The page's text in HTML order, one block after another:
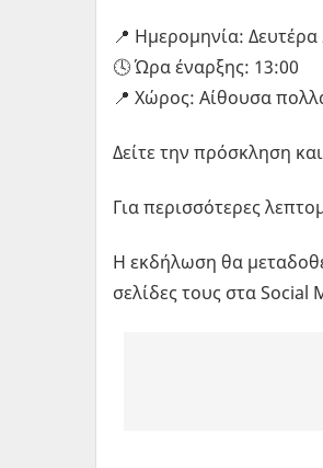
📍 Ημερομηνία:
🕓 Ώρα έναρξης: 13:00
📍 Χώρος: Αίθουσα
Δείτε την πρόσκληση
Για περισσότερες
Η εκδήλωση θα
σελίδες τους στα Social